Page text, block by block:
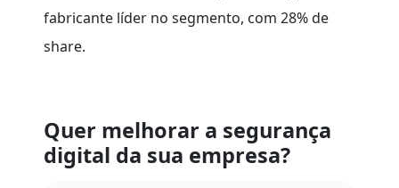
fabricante líder no segmento, com 28% de
share.
Quer melhorar a segurança
digital da sua empresa?